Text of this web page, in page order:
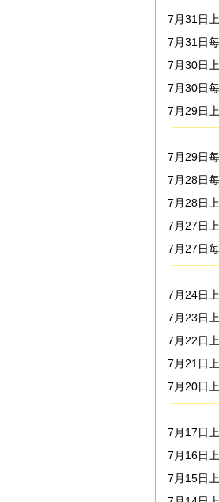
7月31日
7月31日
7月30日
7月30日
7月29日
7月29日
7月28日
7月28日
7月27日
7月27日
7月24日
7月23日
7月22日
7月21日
7月20日
7月17日
7月16日
7月15日